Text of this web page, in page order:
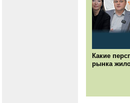
Какие
рынка